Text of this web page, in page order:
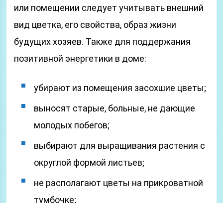
или помещении следует учитывать внешний
вид цветка, его свойства, образ жизни
будущих хозяев. Также для поддержания
позитивной энергетики в доме:
убирают из помещения засохшие цветы;
выносят старые, больные, не дающие
молодых побегов;
выбирают для выращивания растения с
округлой формой листьев;
не располагают цветы на прикроватной
тумбочке;